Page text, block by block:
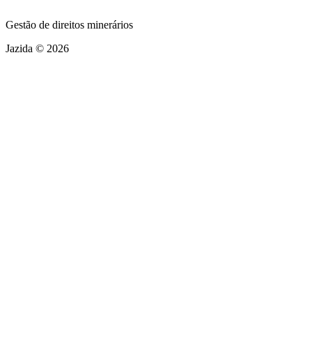
Gestão de direitos minerários
Jazida © 2026